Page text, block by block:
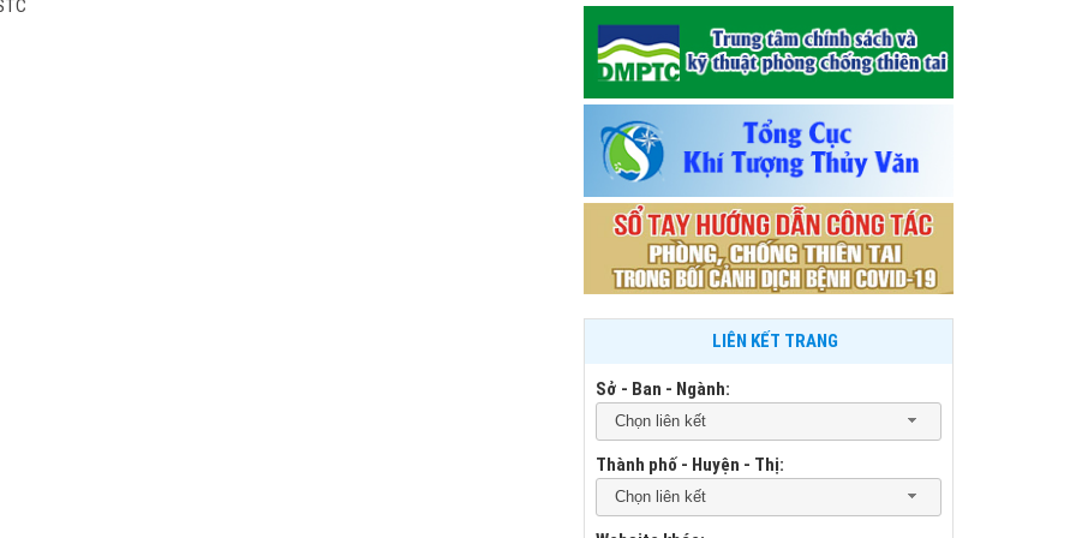
LIÊN KẾT TRANG
Sở - Ban - Ngành:
Chọn liên kết
Thành phố - Huyện - Thị:
Chọn liên kết